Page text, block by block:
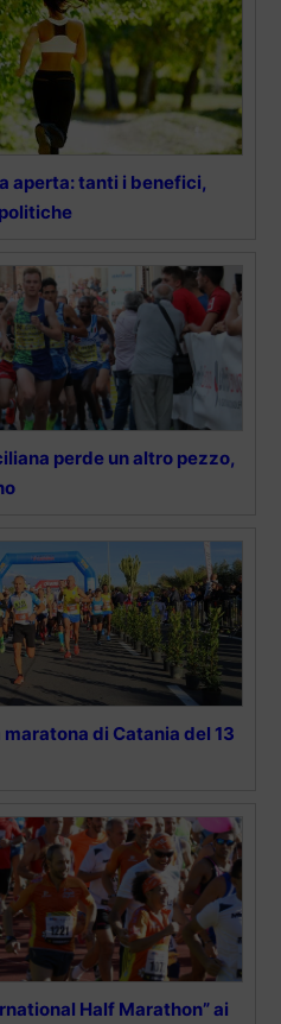
aperta: tanti i benefici,
perde un altro pezzo,
di Catania del 13
Half Marathon” ai